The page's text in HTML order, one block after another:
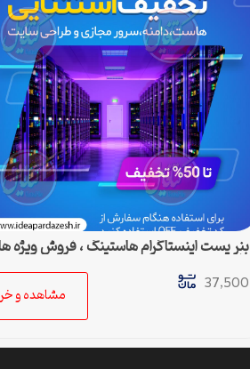
بنر پست اینستاگرام هاستینگ ، فروش ویژه
37,500
مشاهده و